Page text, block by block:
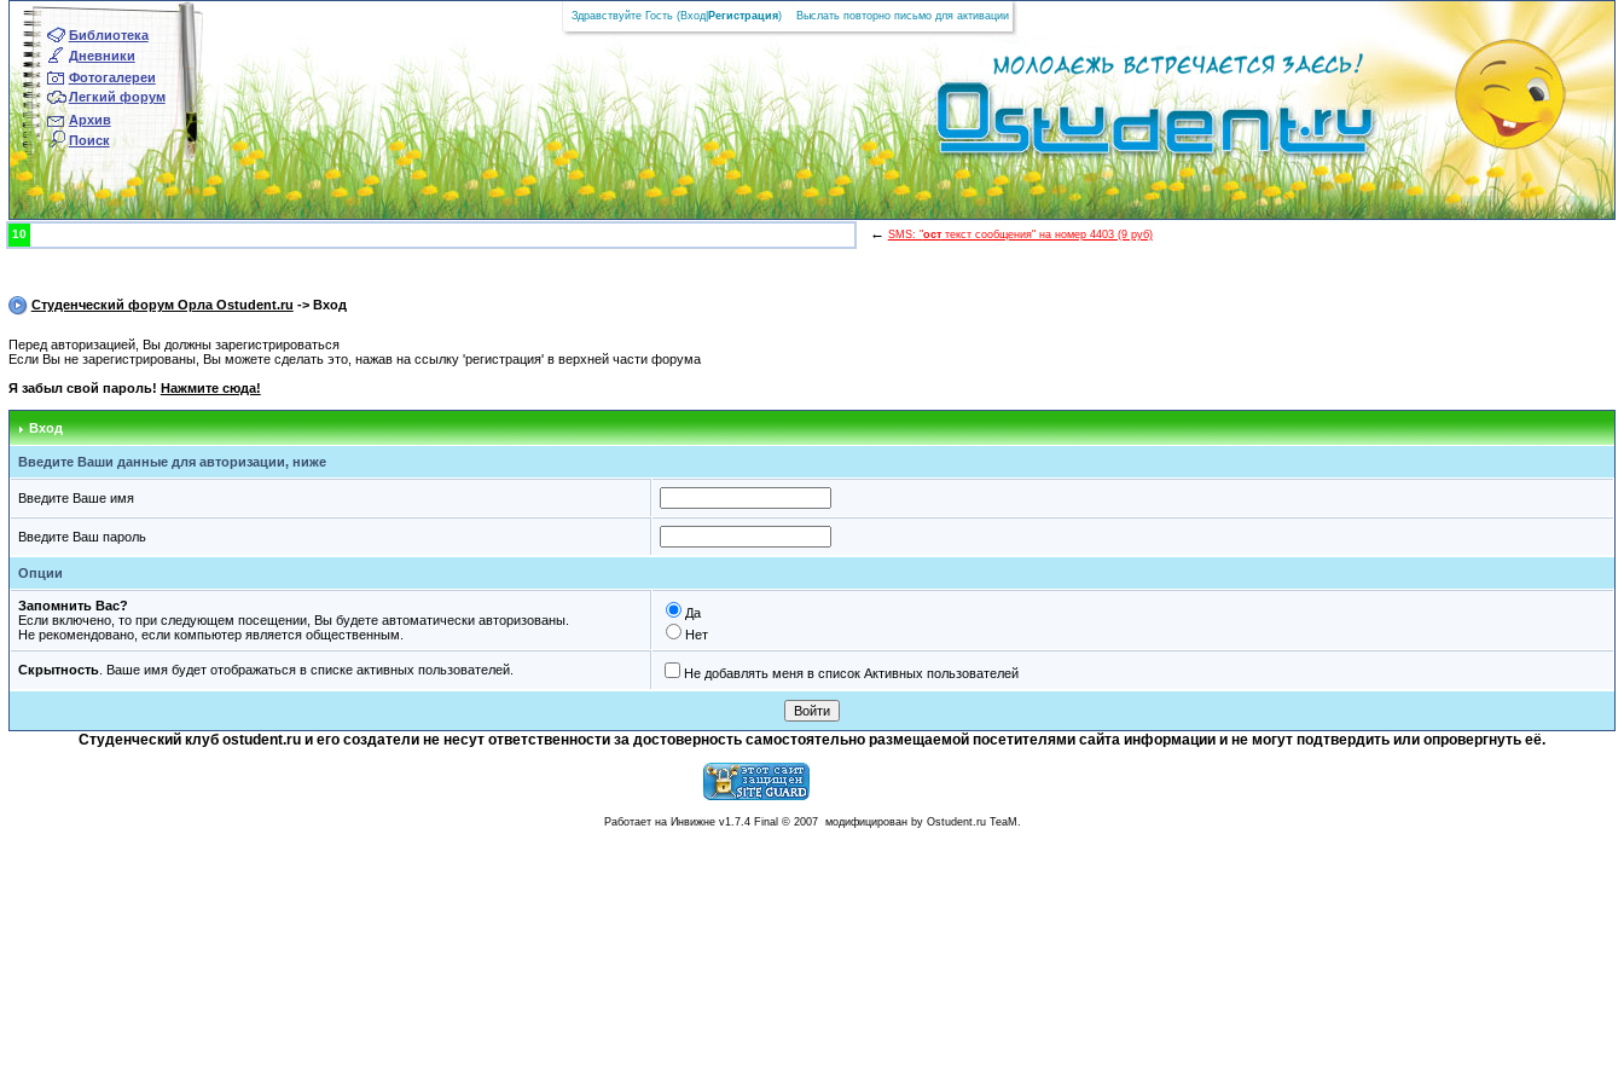
Библиотека
Дневники
Фотогалереи
Легкий форум
Архив
Поиск
Здравствуйте Гость (Вход Регистрация) Выслать повторно письмо для активации
10 ← SMS: "осттекст сообщения" на номер 4403 (9 руб)
Студенческий форум Орла Ostudent.ru -> Вход
Перед авторизацией, Вы должны зарегистрироваться
Если Вы не зарегистрированы, Вы можете сделать это, нажав на ссылку 'регистрация' в верхней части форума
Я забыл свой пароль! Нажмите сюда!
Вход
Введите Ваши данные для авторизации, ниже
Введите Ваше имя
Введите Ваш пароль
Опции
Запомнить Вас?
Если включено, то при следующем посещении, Вы будете автоматически авторизованы.
Не рекомендовано, если компьютер является общественным.
Да
Нет
Скрытность. Ваше имя будет отображаться в списке активных пользователей. Не добавлять меня в список Активных пользователей
Студенческий клуб ostudent.ru и его создатели не несут ответственности за достоверность самостоятельно размещаемой посетителями сайта информации и не могут подтвердить или опровергнуть её.
Работает на Инвижне v1.7.4 Final © 2007 модифицирован by Ostudent.ru TeaM.